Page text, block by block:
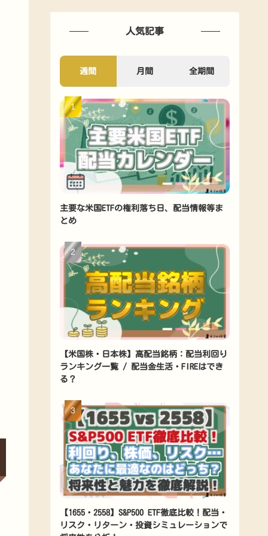
人気記事
週間 月間 全期間
主要な米国ETFの権利落ち日、配当情報等ま
とめ
【米国株・日本株】高配当銘柄：配当利回り
ランキング一覧 / 配当金生活・FIREはでき
る？
【1655・2558】S&P500 ETF徹底比較！配当・
リスク・リターン・投資シミュレーションで